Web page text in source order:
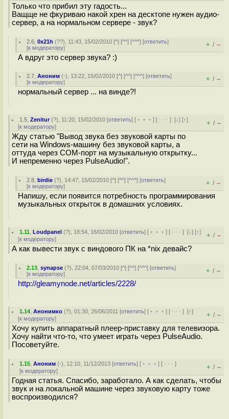
Только что прибил эту гадость...
Ващще не фкуриваю накой хрен на десктопе нужен аудио-
сервер, а на нормальном сервере - звук?
2.6 ,0x21h (??), 11:43, 15/02/2010 [^] [^^] [^^^] [ответить]
[к модератору] + / –
А вдруг это сервер звука? :)
2.7 ,Аноним (-), 13:22, 15/02/2010 [^] [^^] [^^^] [ответить]
[к модератору] + / –
нормальный сервер ... на винде?!
1.5 ,Zenitur(?), 11:20, 15/02/2010 [ответить] [ ﹢﹢﹢] [ · · ·][↓] [↑]
[к модератору] + / –
Жду статью "Вывод звука без звуковой карты по
сети на Windows-машину без звуковой карты, а
оттуда через COM-порт на музыкальную открытку...
И непременно через PulseAudio!".
2.8 ,birdie (?), 14:47, 15/02/2010 [^] [^^] [^^^] [ответить]
[к модератору] + / –
Напишу, если появится потребность программирования
музыкальных открыток в домашних условиях.
1.11 ,Loudpanel (?), 18:54, 16/02/2010 [ответить] [ ﹢﹢﹢] [ · · ·][↓] [↑]
[к модератору] + / –
А как вывести звук с виндового ПК на *nix девайс?
2.13 ,synapse (?), 22:04, 07/03/2010 [^] [^^] [^^^] [ответить]
[к модератору] + / –
http://gleamynode.net/articles/2228/
1.14 ,Анонимко (?), 01:30, 26/06/2011 [ответить] [ ﹢﹢﹢] [ · · ·][↑]
[к модератору] + / –
Хочу купить аппаратный плеер-приставку для телевизора.
Хочу найти что-то, что умеет играть через PulseAudio.
Посоветуйте.
1.15 ,Аноним (-), 12:10, 11/12/2013 [ответить] [ ﹢﹢﹢] [ · · ·]
[к модератору] + / –
Годная статья. Спасибо, заработало. А как сделать, чтобы
звук и на локальной машине через звуковую карту тоже
воспроизводился?